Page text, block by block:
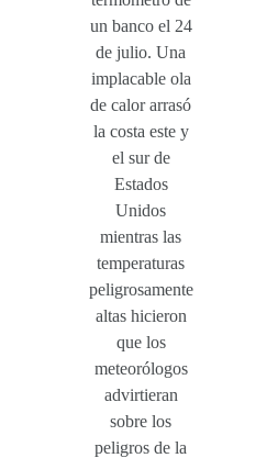
un banco el 24
de julio. Una
implacable ola
de calor arrasó
la costa este y
el sur de
Estados
Unidos
mientras las
temperaturas
peligrosamente
altas hicieron
que los
meteorólogos
advirtieran
sobre los
peligros de la